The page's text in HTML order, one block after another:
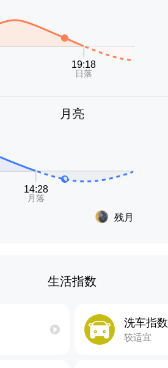
月亮
残月
生活指数
洗车指数
较适宜